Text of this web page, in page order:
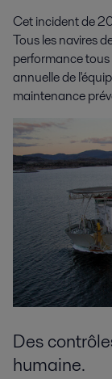
Cet incident de
Tous les navires
performance
annuelle de
maintenance
Des
humaine.